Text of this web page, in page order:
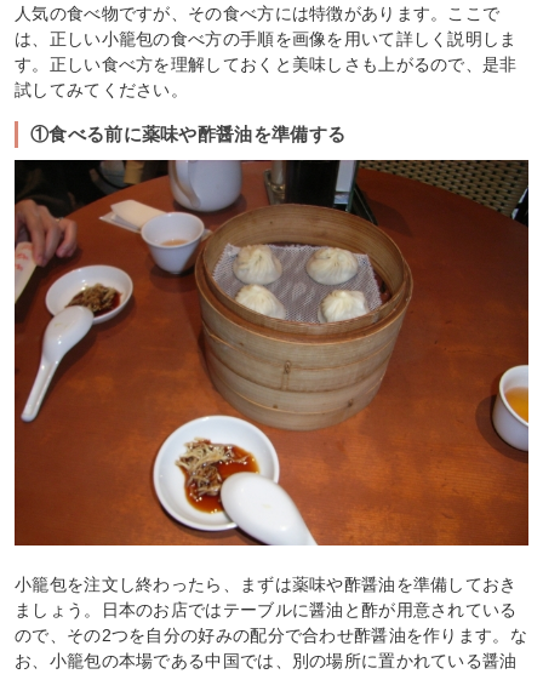
人気の食べ物ですが、その食べ方には特徴があります。ここで
は、正しい小籠包の食べ方の手順を画像を用いて詳しく説明しま
す。正しい食べ方を理解しておくと美味しさも上がるので、是非
試してみてください。
①食べる前に薬味や酢醤油を準備する
小籠包を注文し終わったら、まずは薬味や酢醤油を準備しておき
ましょう。日本のお店ではテーブルに醤油と酢が用意されている
ので、その2つを自分の好みの配分で合わせ酢醤油を作ります。な
お、小籠包の本場である中国では、別の場所に置かれている醤油